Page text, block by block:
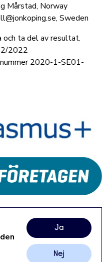
Mårstad, Norway
Sweden
och ta del av resultat.
2022
2020-1-SE01-
Ja
Nej